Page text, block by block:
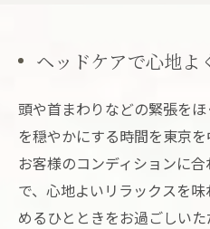
ヘッドケアで心地よ
頭や首まわりなどの緊張を
を穏やかにする時間を東京を
お客様のコンディションに
で、心地よいリラックスを
めるひとときをお過ごしい